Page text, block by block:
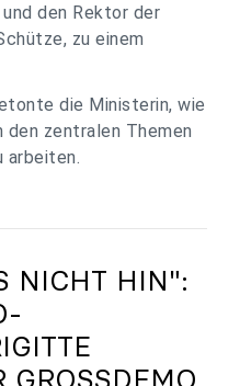
den Rektor der
zu einem
die Ministerin, wie
den zentralen Themen
arbeiten.
zum Austausch
NICHT HIN":
-